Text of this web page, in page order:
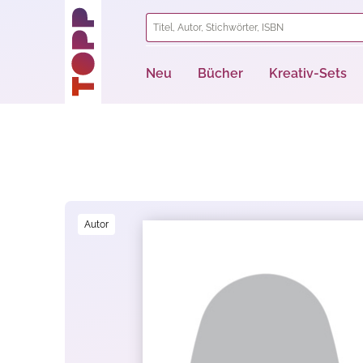
Zur Hauptnavigation springen
Neu Bücher Kreativ-Sets
Autor